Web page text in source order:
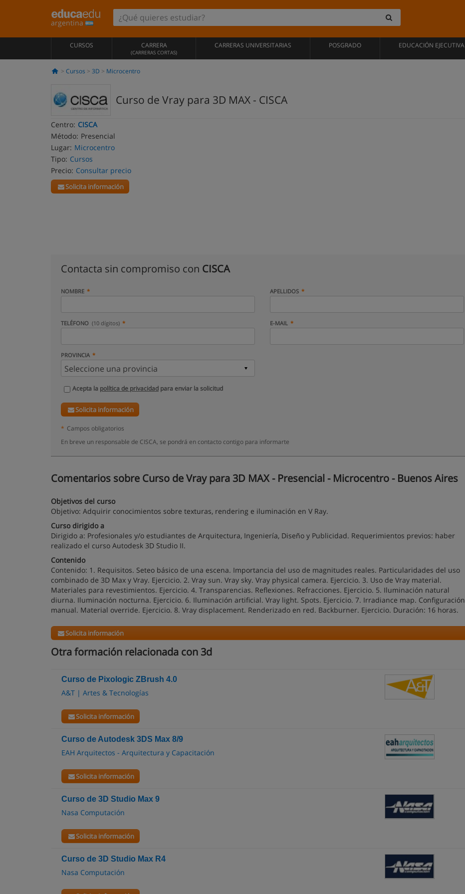
argentina
CURSOS CARRERA
(CARRERAS CORTAS)
CARRERAS UNIVERSITARIAS POSGRADO EDUCACIÓN EJECUTIVA
Cursos 3D Microcentro
Curso de Vray para 3D MAX - CISCA
Centro: CISCA
Método: Presencial
Lugar: Microcentro
Tipo: Cursos
Precio: Consultar precio
Solicita información
Contacta sin compromiso con CISCA
NOMBRE APELLIDOS
TELÉFONO (10 dígitos) E-MAIL
PROVINCIA
Acepta la política de privacidad para enviar la solicitud
Solicita información
* Campos obligatorios
En breve un responsable de CISCA, se pondrá en contacto contigo para informarte
Comentarios sobre Curso de Vray para 3D MAX - Presencial - Microcentro - Buenos Aires
Objetivos del curso
Objetivo: Adquirir conocimientos sobre texturas, rendering e iluminación en V Ray.
Curso dirigido a
Dirigido a: Profesionales y/o estudiantes de Arquitectura, Ingeniería, Diseño y Publicidad. Requerimientos previos: haber
realizado el curso Autodesk 3D Studio II.
Contenido
Contenido: 1. Requisitos. Seteo básico de una escena. Importancia del uso de magnitudes reales. Particularidades del uso
combinado de 3D Max y Vray. Ejercicio. 2. Vray sun. Vray sky. Vray physical camera. Ejercicio. 3. Uso de Vray material.
Materiales para revestimientos. Ejercicio. 4. Transparencias. Reflexiones. Refracciones. Ejercicio. 5. Iluminación natural
diurna. Iluminación nocturna. Ejercicio. 6. Iluminación artificial. Vray light. Spots. Ejercicio. 7. Irradiance map. Configuración
manual. Material override. Ejercicio. 8. Vray displacement. Renderizado en red. Backburner. Ejercicio. Duración: 16 horas.
Solicita información
Otra formación relacionada con 3d
Curso de Pixologic ZBrush 4.0
A&T | Artes & Tecnologías
Solicita información
Curso de Autodesk 3DS Max 8/9
EAH Arquitectos - Arquitectura y Capacitación
Solicita información
Curso de 3D Studio Max 9
Nasa Computación
Solicita información
Curso de 3D Studio Max R4
Nasa Computación